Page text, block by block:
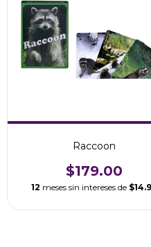
Raccoon
$179.00
12 meses sin intereses de